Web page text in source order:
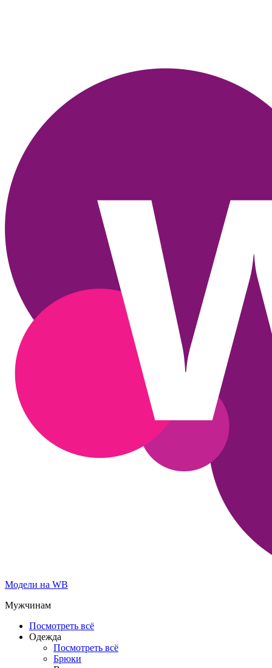
Модели на WB
Мужчинам
Посмотреть всё
Одежда
Посмотреть всё
Брюки